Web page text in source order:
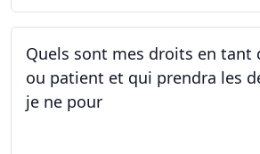
Quels sont mes droits en tant
ou patient et qui prendra les
je ne pour